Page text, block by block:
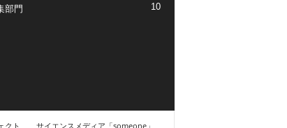
部門 10
クト サイエンスメディア「someone」